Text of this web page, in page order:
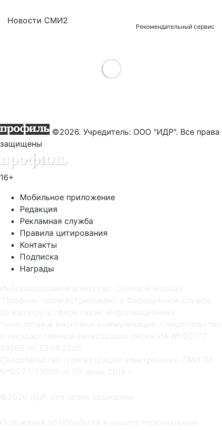
Новости СМИ2
Рекомендательный сервис
Load More
©2026. Учредитель: ООО "ИДР". Все права
защищены
16+
Мобильное приложение
Редакция
Рекламная служба
Правила цитирования
Контакты
Подписка
Награды